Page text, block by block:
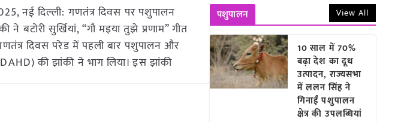
नई दिल्ली: गणतंत्र दिवस पर पशुपालन
ने बटोरी सुर्खियां, “गौ मइया तुझे प्रणाम” गीत
दिवस परेड में पहली बार पशुपालन और
की झांकी ने भाग लिया। इस झांकी
पशुपालन View All
10 साल में 70%
बढ़ा देश का दूध
उत्पादन, राज्यसभा
में ललन सिंह ने
गिनाईं पशुपालन
क्षेत्र की उपलब्धियां